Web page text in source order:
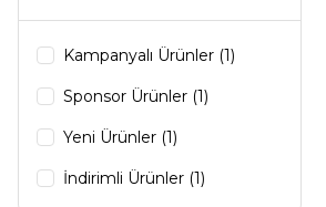
Kampanyalı Ürünler (1)
Sponsor Ürünler (1)
Yeni Ürünler (1)
İndirimli Ürünler (1)